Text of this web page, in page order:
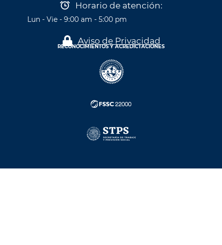
Horario de atención:
Lun - Vie - 9:00 am - 5:00 pm
Aviso de Privacidad
RECONOCIMIENTOS Y ACREDICTACIONES